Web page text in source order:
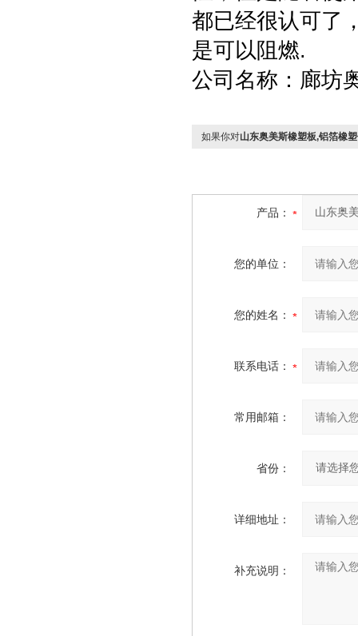
都已经很认可了
是可以阻燃.
公司名称：廊坊
如果你对山东奥美斯橡塑板,铝箔橡
产品：
您的单位：
您的姓名：
联系电话：
常用邮箱：
省份：
详细地址：
补充说明：